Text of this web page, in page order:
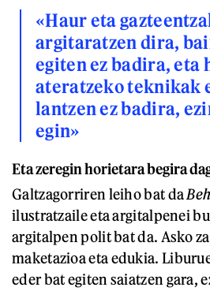
«Haur eta
argitaratzen dira,
egiten ez badira, eta
ateratzeko teknikak
lantzen ez badira,
egin»
Eta zeregin horietara begira
Galtzagorriren leiho bat da
ilustratzaile eta argitalpenei
argitalpen polit bat da. Asko
maketazioa eta edukia.
eder bat egiten saiatzen gara,